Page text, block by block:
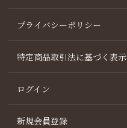
プライバシーポリシー
特定商品取引法に基づく表示
ログイン
新規会員登録